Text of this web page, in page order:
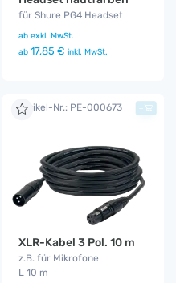
für Shure PG4 Headset
ab exkl. MwSt.
ab 17,85 € inkl. MwSt.
Artikel-Nr.: PE-000673
XLR-Kabel 3 Pol. 10 m
z.B. für Mikrofone
L 10 m
+